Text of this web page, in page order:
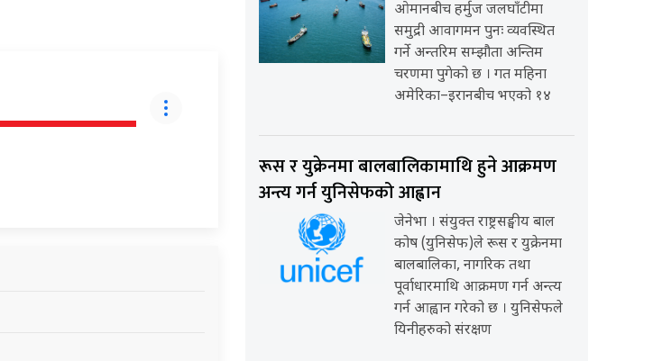
ओमानबीच हर्मुज जलघाँटीमा
समुद्री आवागमन पुनः व्यवस्थित
गर्ने अन्तरिम सम्झौता अन्तिम
चरणमा पुगेको छ । गत महिना
अमेरिका–इरानबीच भएको १४
रूस र युक्रेनमा बालबालिकामाथि हुने आक्रमण
अन्त्य गर्न युनिसेफको आह्वान
जेनेभा । संयुक्त राष्ट्रसङ्घीय बाल
कोष (युनिसेफ)ले रूस र युक्रेनमा
बालबालिका, नागरिक तथा
पूर्वाधारमाथि आक्रमण गर्न अन्त्य
गर्न आह्वान गरेको छ । युनिसेफले
यिनीहरुको संरक्षण